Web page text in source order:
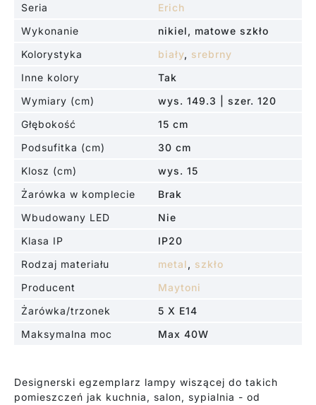
Seria
Erich
Wykonanie
nikiel, matowe szkło
Kolorystyka
biały, srebrny
Inne kolory
Tak
Wymiary (cm)
wys. 149.3 | szer. 120
Głębokość
15 cm
Podsufitka (cm)
30 cm
Klosz (cm)
wys. 15
Żarówka w komplecie
Brak
Wbudowany LED
Nie
Klasa IP
IP20
Rodzaj materiału
metal , szkło
Producent
Maytoni
Żarówka/trzonek
5 X E14
Maksymalna moc
Max 40W
Designerski egzemplarz lampy wiszącej do takich
pomieszczeń jak kuchnia, salon, sypialnia - od